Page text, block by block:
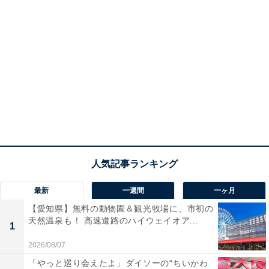
最新 一週間 一ヶ月
1
【愛知県】無料の動物園＆観光牧場に、市初の
天然温泉も！ 高速道路のハイウェイオア...
2026/08/07
「やっと巡り会えたよ」ダイソーの“ちいかわ